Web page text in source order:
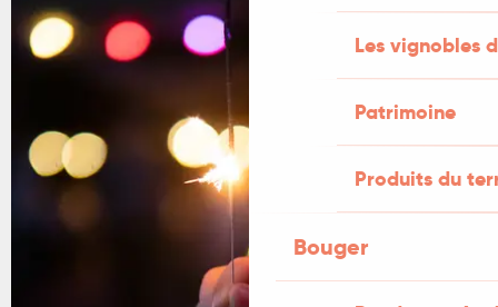
Les vignobles
Patrimoine
Produits du
Bouger